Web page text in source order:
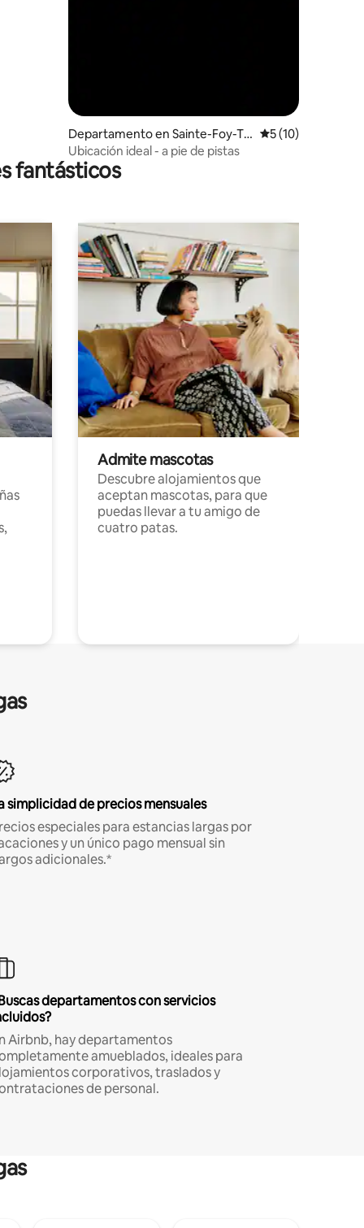
Departamento en Sainte-Foy-Ta
rentaise
Calificación
5 (10)
Ubicación ideal - a pie de pistas
fantásticos
Admite mascotas
Descubre alojamientos que
aceptan mascotas, para que
puedas llevar a tu amigo de
cuatro patas.
simplicidad de precios mensuales
especiales para estancias largas por
y un único pago mensual sin
adicionales.*
departamentos con servicios
Airbnb, hay departamentos
amueblados, ideales para
corporativos, traslados y
de personal.